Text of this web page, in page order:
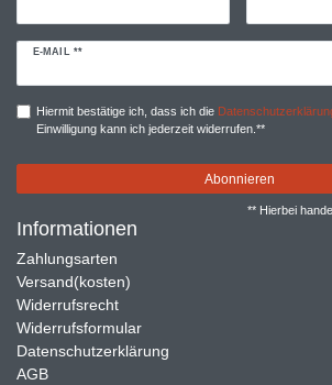
E-MAIL **
Newsletter
Hiermit bestätige ich, dass ich die
Einwilligung kann ich jederzeit widerrufen.**
Abonnieren
** Hierbei
Informationen
Zahlungsarten
Versand(kosten)
Widerrufsrecht
Widerrufsformular
Datenschutzerklärung
AGB